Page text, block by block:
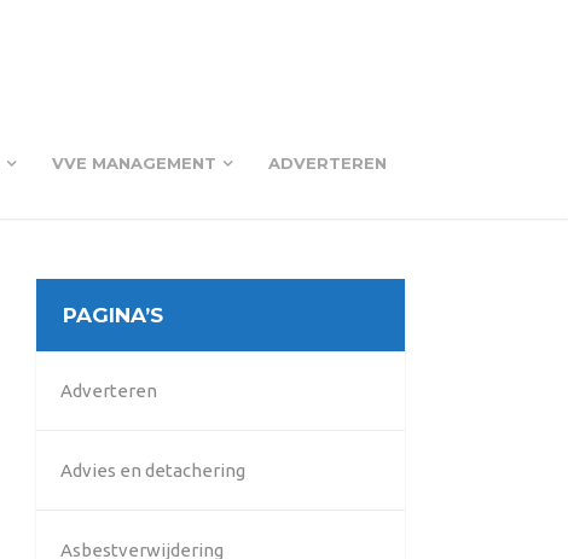
VVE MANAGEMENT ADVERTEREN
PAGINA’S
Adverteren
Advies en detachering
Asbestverwijdering